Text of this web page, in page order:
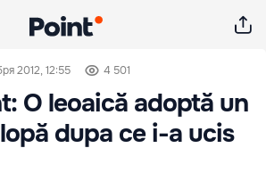
2012, 12:55 4 501
O leoaică adoptă un
dupa ce i-a ucis